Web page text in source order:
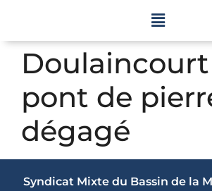
Doulaincourt
pont de
dégagé
Syndicat Mixte du Bassin de la